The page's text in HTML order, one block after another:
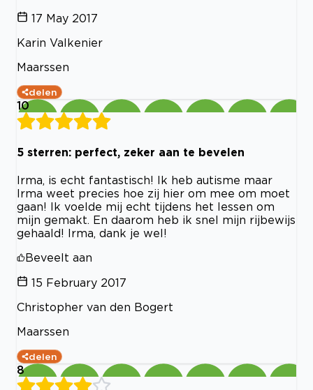
17 May 2017
Karin Valkenier
Maarssen
delen
10
5 sterren: perfect, zeker aan te bevelen
Irma, is echt fantastisch! Ik heb autisme maar
Irma weet precies hoe zij hier om mee om moet
gaan! Ik voelde mij echt tijdens het lessen om
mijn gemakt. En daarom heb ik snel mijn rijbewijs
gehaald! Irma, dank je wel!
Beveelt aan
15 February 2017
Christopher van den Bogert
Maarssen
delen
8